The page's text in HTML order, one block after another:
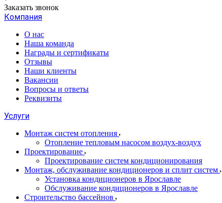
Заказать звонок
Компания
О нас
Наша команда
Награды и сертификаты
Отзывы
Наши клиенты
Вакансии
Вопросы и ответы
Реквизиты
Услуги
Монтаж систем отопления
Отопление тепловым насосом воздух-воздух
Проектирование
Проектирование систем кондиционирования
Монтаж, обслуживание кондиционеров и сплит систем
Установка кондиционеров в Ярославле
Обслуживание кондиционеров в Ярославле
Строительство бассейнов